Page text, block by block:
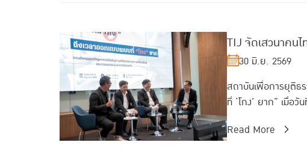
TIJ จัดเสวนาคน
30 มิ.ย. 2569
สถาบันเพื่อการยุติธ
ที่ ‘โกง’ ยาก” เมื่อ
Read More